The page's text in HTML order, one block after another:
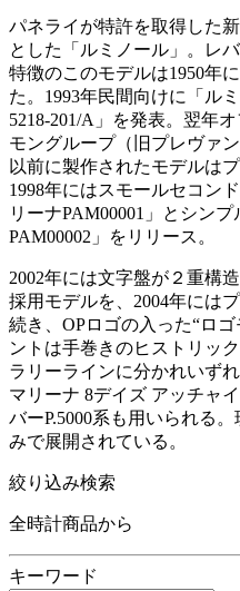
パネライが特許を取得した
とした「ルミノール」。レ
特徴のこのモデルは1950年
た。1993年民間向けに「ル
5218-201/A」を発表。翌年
モングループ（旧プレヴァ
以前に製作されたモデルは
1998年にはスモールセコン
リーナPAM00001」とシン
PAM00002」をリリース。
2002年には文字盤が２重構
採用モデルを、2004年には
続き、OPロゴの入った“ロ
ントは手巻きのヒストリッ
ラリーラインに分かれいず
マリーナ 8デイズ アッチャ
バーP.5000系も用いられる
みで展開されている。
絞り込み検索
全時計商品から
キーワード